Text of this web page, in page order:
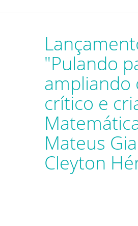
"Pulando
ampliando
crítico e
Mateus
Cleyton